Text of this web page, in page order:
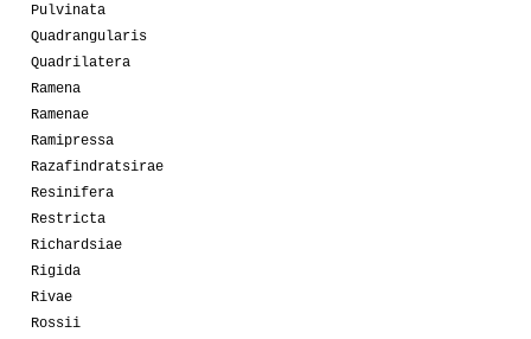
Pulvinata
Quadrangularis
Quadrilatera
Ramena
Ramenae
Ramipressa
Razafindratsirae
Resinifera
Restricta
Richardsiae
Rigida
Rivae
Rossii